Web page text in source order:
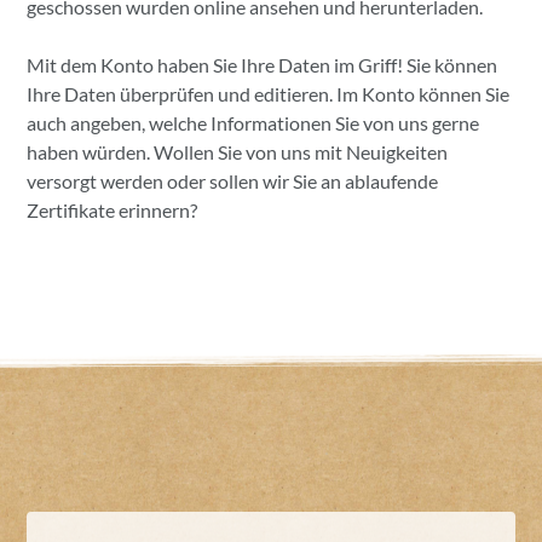
geschossen wurden online ansehen und herunterladen.
Mit dem Konto haben Sie Ihre Daten im Griff! Sie können
Ihre Daten überprüfen und editieren. Im Konto können Sie
auch angeben, welche Informationen Sie von uns gerne
haben würden. Wollen Sie von uns mit Neuigkeiten
versorgt werden oder sollen wir Sie an ablaufende
Zertifikate erinnern?